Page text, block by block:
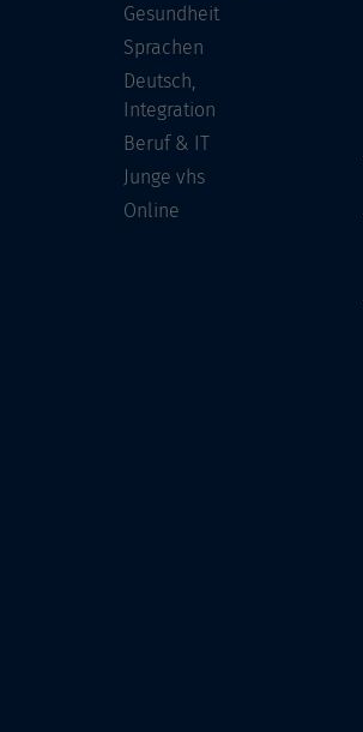
Gesundheit
Sprachen
Deutsch,
Integration
Beruf & IT
Junge vhs
Online